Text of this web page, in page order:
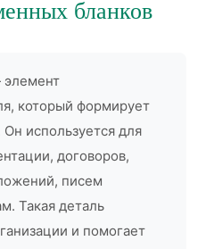
бланков
который формирует
используется для
договоров,
писем
Такая деталь
и помогает